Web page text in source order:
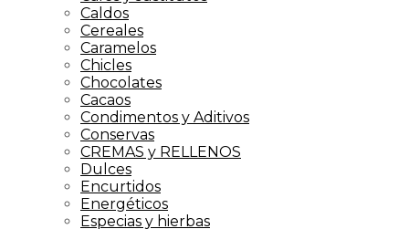
Caldos
Cereales
Caramelos
Chicles
Chocolates
Cacaos
Condimentos y Aditivos
Conservas
CREMAS y RELLENOS
Dulces
Encurtidos
Energéticos
Especias y hierbas